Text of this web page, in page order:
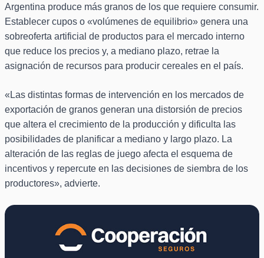
Argentina produce más granos de los que requiere consumir.
Establecer cupos o «volúmenes de equilibrio» genera una
sobreoferta artificial de productos para el mercado interno
que reduce los precios y, a mediano plazo, retrae la
asignación de recursos para producir cereales en el país.
«Las distintas formas de intervención en los mercados de
exportación de granos generan una distorsión de precios
que altera el crecimiento de la producción y dificulta las
posibilidades de planificar a mediano y largo plazo. La
alteración de las reglas de juego afecta el esquema de
incentivos y repercute en las decisiones de siembra de los
productores», advierte.